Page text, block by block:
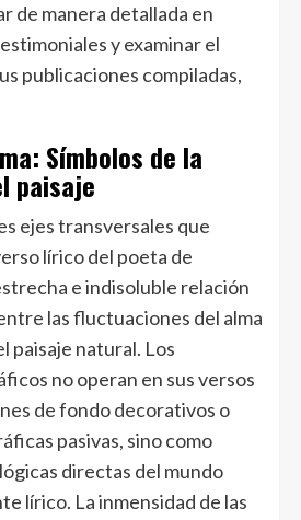
de manera detallada en
y examinar el
publicaciones compiladas,
Símbolos de la
paisaje
ejes transversales que
lírico del poeta de
e indisoluble relación
las fluctuaciones del alma
paisaje natural. Los
no operan en sus versos
de fondo decorativos o
pasivas, sino como
directas del mundo
lírico. La inmensidad de las